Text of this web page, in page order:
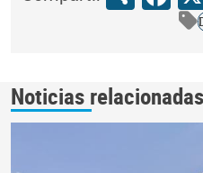
Noticias relacionadas